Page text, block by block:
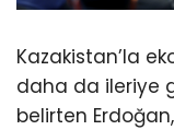
Kazakistan’la
daha da ileriye
belirten